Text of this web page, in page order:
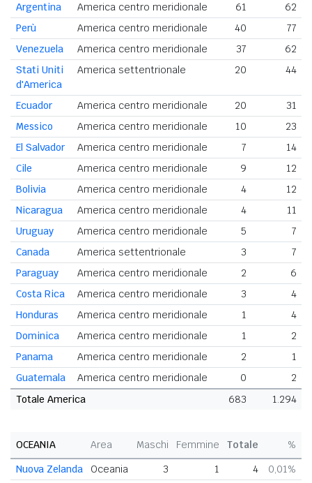
Argentina
America centro meridionale 61
62
Perù
America centro meridionale 40
77
Venezuela
America centro meridionale 37
62
Stati Uniti
d'America
America settentrionale 20 44
Ecuador America centro meridionale 20
31
Messico
America centro meridionale 10
23
El Salvador
America centro meridionale 7
14
Cile
America centro meridionale 9
12
Bolivia
America centro meridionale 4
12
Nicaragua
America centro meridionale 4
11
Uruguay
America centro meridionale 5
7
Canada
America settentrionale 3
7
Paraguay
America centro meridionale 2
6
Costa Rica
America centro meridionale 3
4
Honduras
America centro meridionale 1
4
Dominica
America centro meridionale 1
2
Panama
America centro meridionale 2
1
Guatemala
America centro meridionale 0
2
Totale America
683 1.294
OCEANIA Area Maschi Femmine Totale
%
Nuova Zelanda
Oceania 3 1 4
0,01%